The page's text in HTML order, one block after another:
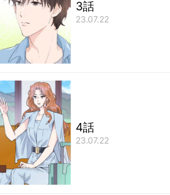
3話
23.07.22
4話
23.07.22